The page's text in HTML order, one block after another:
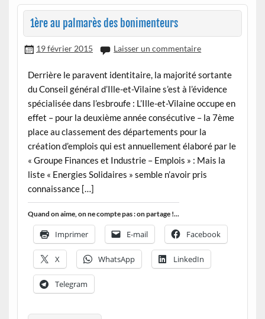
1ère au palmarès des bonimenteurs
19 février 2015 Laisser un commentaire
Derrière le paravent identitaire, la majorité sortante
du Conseil général d’Ille-et-Vilaine s’est à l’évidence
spécialisée dans l’esbroufe : L’Ille-et-Vilaine occupe en
effet – pour la deuxième année consécutive – la 7ème
place au classement des départements pour la
création d’emplois qui est annuellement élaboré par le
« Groupe Finances et Industrie – Emplois » : Mais la
liste « Energies Solidaires » semble n’avoir pris
connaissance […]
Quand on aime, on ne compte pas : on partage !...
Imprimer E-mail Facebook
X WhatsApp LinkedIn
Telegram